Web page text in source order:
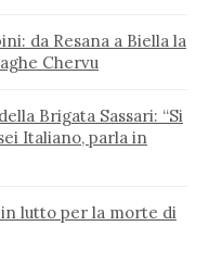
da Resana a Biella la
Chervu
Brigata Sassari: “Si
Italiano, parla in
in lutto per la morte di